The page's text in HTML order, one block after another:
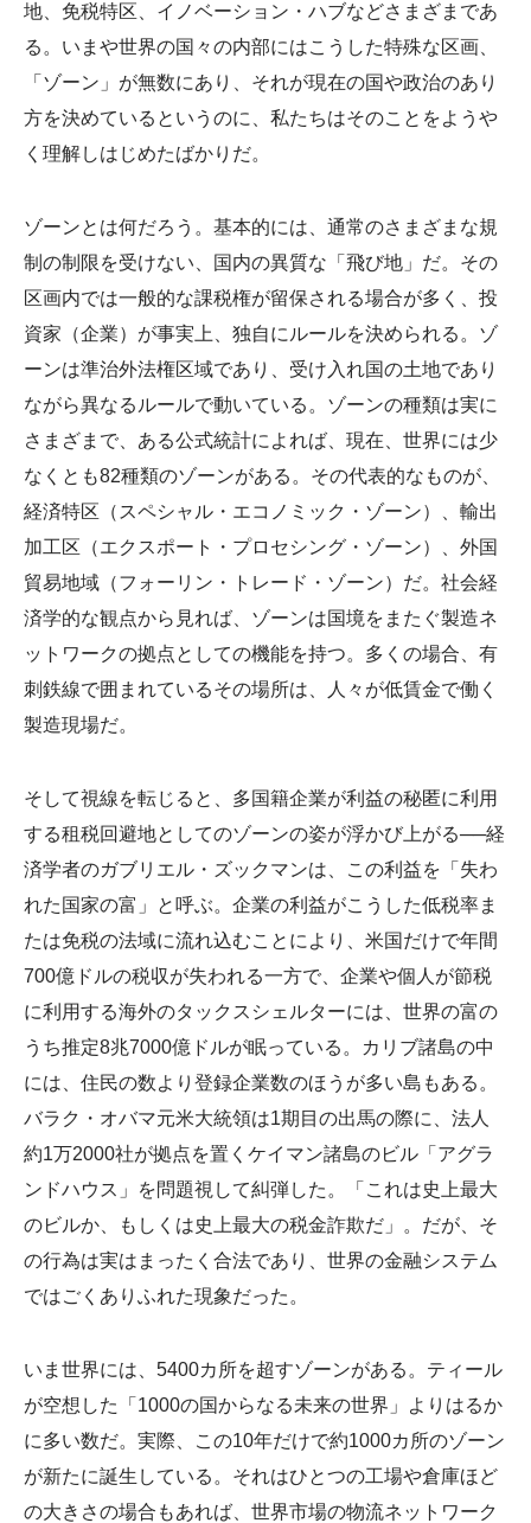
地、免税特区、イノベーション・ハブなどさまざまであ
る。いまや世界の国々の内部にはこうした特殊な区画、
「ゾーン」が無数にあり、それが現在の国や政治のあり
方を決めているというのに、私たちはそのことをようや
く理解しはじめたばかりだ。
ゾーンとは何だろう。基本的には、通常のさまざまな規
制の制限を受けない、国内の異質な「飛び地」だ。その
区画内では一般的な課税権が留保される場合が多く、投
資家（企業）が事実上、独自にルールを決められる。ゾ
ーンは準治外法権区域であり、受け入れ国の土地であり
ながら異なるルールで動いている。ゾーンの種類は実に
さまざまで、ある公式統計によれば、現在、世界には少
なくとも82種類のゾーンがある。その代表的なものが、
経済特区（スペシャル・エコノミック・ゾーン）、輸出
加工区（エクスポート・プロセシング・ゾーン）、外国
貿易地域（フォーリン・トレード・ゾーン）だ。社会経
済学的な観点から見れば、ゾーンは国境をまたぐ製造ネ
ットワークの拠点としての機能を持つ。多くの場合、有
刺鉄線で囲まれているその場所は、人々が低賃金で働く
製造現場だ。
そして視線を転じると、多国籍企業が利益の秘匿に利用
する租税回避地としてのゾーンの姿が浮かび上がる──経
済学者のガブリエル・ズックマンは、この利益を「失わ
れた国家の富」と呼ぶ。企業の利益がこうした低税率ま
たは免税の法域に流れ込むことにより、米国だけで年間
700億ドルの税収が失われる一方で、企業や個人が節税
に利用する海外のタックスシェルターには、世界の富の
うち推定8兆7000億ドルが眠っている。カリブ諸島の中
には、住民の数より登録企業数のほうが多い島もある。
バラク・オバマ元米大統領は1期目の出馬の際に、法人
約1万2000社が拠点を置くケイマン諸島のビル「アグラ
ンドハウス」を問題視して糾弾した。「これは史上最大
のビルか、もしくは史上最大の税金詐欺だ」。だが、そ
の行為は実はまったく合法であり、世界の金融システム
ではごくありふれた現象だった。
いま世界には、5400カ所を超すゾーンがある。ティール
が空想した「1000の国からなる未来の世界」よりはるか
に多い数だ。実際、この10年だけで約1000カ所のゾーン
が新たに誕生している。それはひとつの工場や倉庫ほど
の大きさの場合もあれば、世界市場の物流ネットワーク